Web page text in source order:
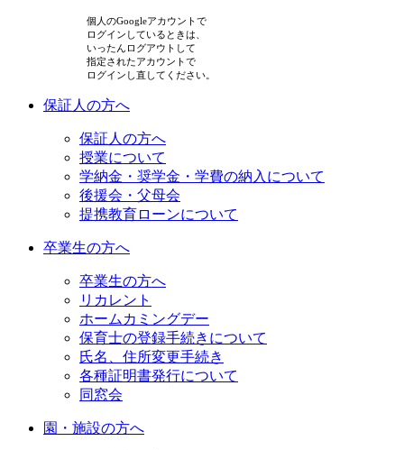
個人のGoogleアカウントで
ログインしているときは、
いったんログアウトして
指定されたアカウントで
ログインし直してください。
保証人の方へ
保証人の方へ
授業について
学納金・奨学金・学費の納入について
後援会・父母会
提携教育ローンについて
卒業生の方へ
卒業生の方へ
リカレント
ホームカミングデー
保育士の登録手続きについて
氏名、住所変更手続き
各種証明書発行について
同窓会
園・施設の方へ